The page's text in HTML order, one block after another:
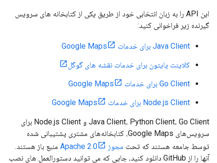
این API را به زبان انتخابی خود از طریق یکی از کتابخانه های سرویس
گیرنده زیر فراخوانی کنید:
Java Client برای خدمات Google Maps
کلاینت پایتون برای خدمات نقشه های گوگل
Go Client برای خدمات Google Maps
Node.js Client برای خدمات Google Maps
Java Client، Python Client، Go Client و Node.js Client برای
سرویس‌های Google Maps، کتابخانه‌های مشتری پشتیبانی شده
توسط جامعه هستند که تحت مجوز Apache 2.0
منبع باز هستند.
آنها را از GitHub دانلود کنید، جایی که می توانید دستورالعمل های نصب